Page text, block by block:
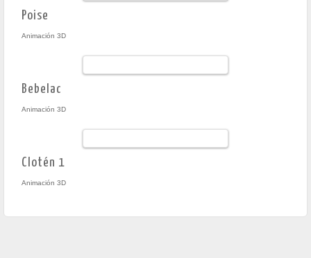
Poise
Animación 3D
Bebelac
Animación 3D
Clotén 1
Animación 3D